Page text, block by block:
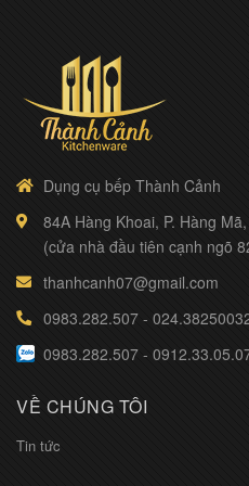
Dụng cụ bếp Thành Cảnh
84A Hàng Khoai, P. Hàng
(cửa nhà đầu tiên cạnh ngõ
thanhcanh07@gmail.com
0983.282.507 -
0983.282.507 -
VỀ CHÚNG TÔI
Tin tức